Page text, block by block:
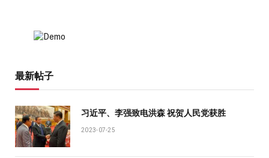
最新帖子
习近平、李强致电洪森 祝贺人民党获胜
2023-07-25